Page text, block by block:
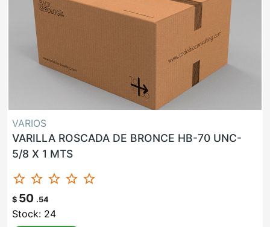
VARIOS
VARILLA ROSCADA DE BRONCE HB-70 UNC-
5/8 X 1 MTS
star_border star_border star_border star_border star_border
$ 50 .54
Stock: 24